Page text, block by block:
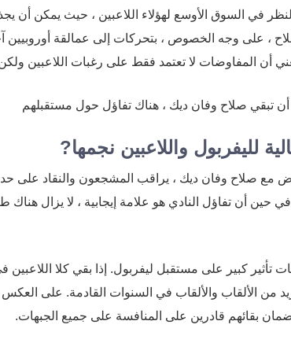
في السوق الأوسع لهؤلاء اللاعبين ، حيث يمكن أن
، على وجه الخصوص ، بتحركات إلى عمالقة
أن المفاوضات لا تعتمد فقط على رغبات اللاعبين
لليفربول واللاعبين نجمها?
مع صلاح وفان ديك ، يراقب المشجعون والنقاد على
في حين أن تفاؤل النادي هو علامة إيجابية ، لا يزال
تأثير كبير على مستقبل ليفربول. إذا بقي كلا
من الألقاب والألقاب في السنوات القادمة. على العكس
بقائهم قادرين على المنافسة على جميع الجبهات.